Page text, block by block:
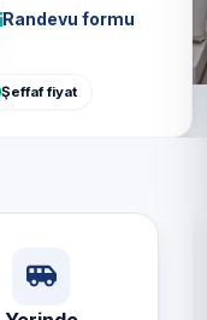
Randevu formu
Şeffaf fiyat